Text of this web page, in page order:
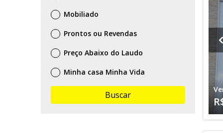
Mobiliado
Prontos ou Revendas
Preço Abaixo do Laudo
Minha casa Minha Vida
Buscar